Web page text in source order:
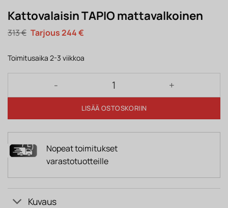
Kattovalaisin TAPIO mattavalkoinen
313€ Alkuperäinen
hinta
313 €.
244€Nykyinen
244 €.
Toimitusaika 2-3 viikkoa
Kattovalaisin TAPIO mattavalkoinen määrä
LISÄÄ OSTOSKORIIN
Nopeat toimitukset
varastotuotteille
Kuvaus